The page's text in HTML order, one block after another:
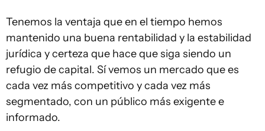
Tenemos la ventaja que en el tiempo hemos
mantenido una buena rentabilidad y la estabilidad
jurídica y certeza que hace que siga siendo un
refugio de capital. Sí vemos un mercado que es
cada vez más competitivo y cada vez más
segmentado, con un público más exigente e
informado.